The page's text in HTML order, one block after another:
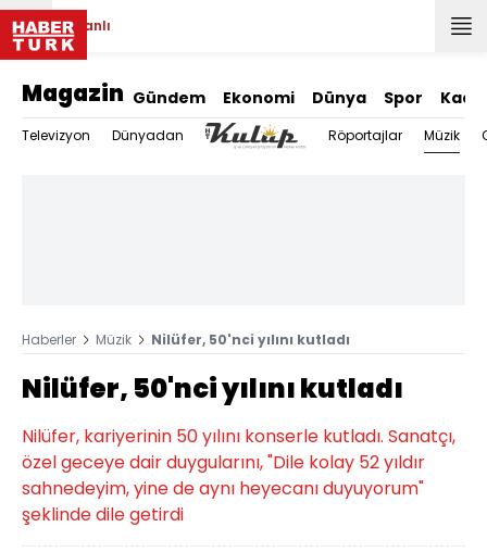
Canlı
Magazin Gündem Ekonomi Dünya Spor
Televizyon Dünyadan Röportajlar Müzik
Haberler Müzik Nilüfer, 50'nci yılını kutladı
Nilüfer, 50'nci yılını kutladı
Nilüfer, kariyerinin 50 yılını konserle kutladı. Sanatçı,
özel geceye dair duygularını, "Dile kolay 52 yıldır
sahnedeyim, yine de aynı heyecanı duyuyorum"
şeklinde dile getirdi